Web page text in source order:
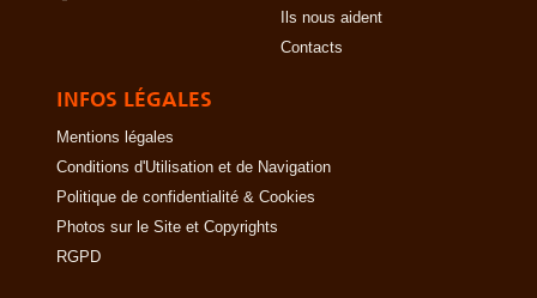
Ils nous aident
Contacts
INFOS LÉGALES
Mentions légales
Conditions d'Utilisation et de Navigation
Politique de confidentialité & Cookies
Photos sur le Site et Copyrights
RGPD